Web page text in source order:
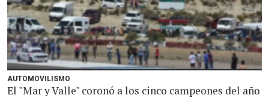
AUTOMOVILISMO
El "Mar y Valle" coronó a los cinco campeones del año